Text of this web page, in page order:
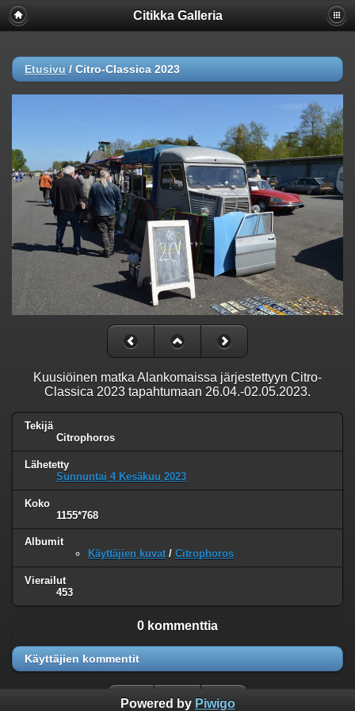
Citikka Galleria
Etusivu / Citro-Classica 2023
Kuusiöinen matka Alankomaissa järjestettyyn Citro-
Classica 2023 tapahtumaan 26.04.-02.05.2023.
Tekijä
Citrophoros
Lähetetty
Sunnuntai 4 Kesäkuu 2023
Koko
1155*768
Albumit
Käyttäjien kuvat / Citrophoros
Vierailut
453
0 kommenttia
Käyttäjien kommentit
Powered by Piwigo